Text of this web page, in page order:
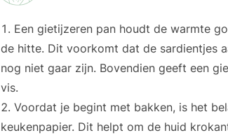
Een gietijzeren pan houdt de warmte
de hitte. Dit voorkomt dat de sardientjes
nog niet gaar zijn. Bovendien geeft een
vis.
Voordat je begint met bakken, is het
keukenpapier. Dit helpt om de huid